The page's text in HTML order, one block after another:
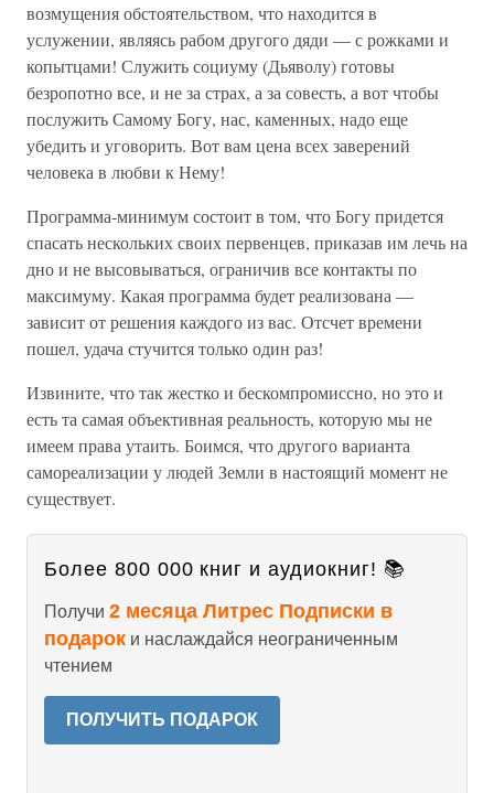
возмущения обстоятельством, что находится в
услужении, являясь рабом другого дяди — с рожками и
копытцами! Служить социуму (Дьяволу) готовы
безропотно все, и не за страх, а за совесть, а вот чтобы
послужить Самому Богу, нас, каменных, надо еще
убедить и уговорить. Вот вам цена всех заверений
человека в любви к Нему!
Программа-минимум состоит в том, что Богу придется
спасать нескольких своих первенцев, приказав им лечь на
дно и не высовываться, ограничив все контакты по
максимуму. Какая программа будет реализована —
зависит от решения каждого из вас. Отсчет времени
пошел, удача стучится только один раз!
Извините, что так жестко и бескомпромиссно, но это и
есть та самая объективная реальность, которую мы не
имеем права утаить. Боимся, что другого варианта
самореализации у людей Земли в настоящий момент не
существует.
Более 800 000 книг и аудиокниг! 📚
Получи 2 месяца Литрес Подписки в
подарок и наслаждайся неограниченным
чтением
ПОЛУЧИТЬ ПОДАРОК